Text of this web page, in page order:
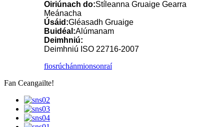
Oiriúnach do:Stíleanna Gruaige Gearra
Meánacha
Úsáid:Gléasadh Gruaige
Buidéal:Alúmanam
Deimhniú:
Deimhniú ISO 22716-2007
fiosrúchánmionsonraí
Fan Ceangailte!